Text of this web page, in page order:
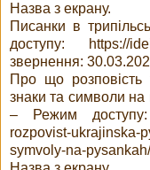
Назва з екрану.
Писанки в
доступу: https://
звернення:
Про що розповість
знаки та символи на
– Режим доступу:
rozpovist-ukrajinska-
symvoly-na-